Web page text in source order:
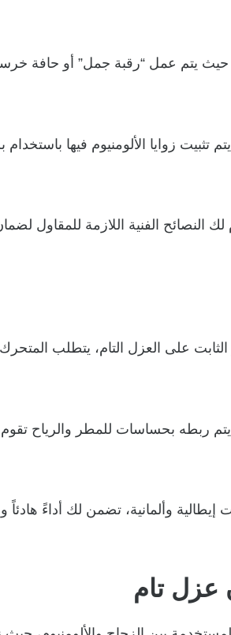
عمل “رقبة جمل” أو حافة
تثبيت زوايا الألومنيوم فيها
لك النصائح الفنية اللازمة للمقاول
على العزل التام، يتطلب
ربطه بحساسات للمطر والرياح تقوم
إيطالية وألمانية، تضمن لك أداءً هادئاً
عزل تام